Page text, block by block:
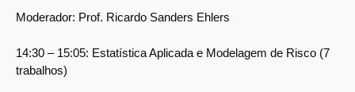
Moderador: Prof. Ricardo Sanders Ehlers
14:30 – 15:05: Estatística Aplicada e Modelagem de Risco (7
trabalhos)